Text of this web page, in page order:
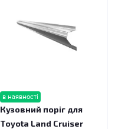
в наявності
Кузовний поріг для
Toyota Land Cruiser